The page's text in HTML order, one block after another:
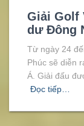
Giải Golf
dư Đông
chức tại
Từ ngày 24
Phúc sẽ diễn
Á. Giải đấu
Đọc tiếp…